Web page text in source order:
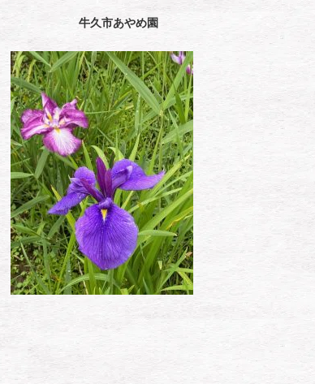
牛久市あやめ園